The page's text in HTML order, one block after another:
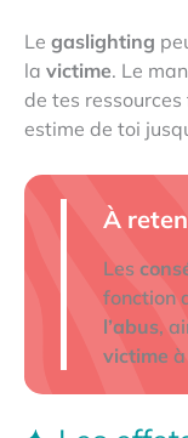
Le gaslighting
la victime. Le
de tes
estime de toi
À
Les
fonction
l’abus,
victime